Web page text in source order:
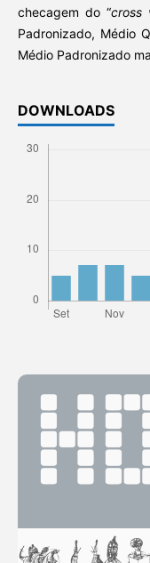
checagem do “cross
Padronizado, Médio
Médio Padronizado
DOWNLOADS